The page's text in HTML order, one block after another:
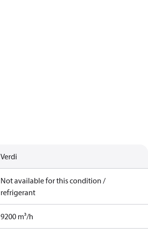
Verdi
Not available for this condition /
refrigerant
9200 m³/h